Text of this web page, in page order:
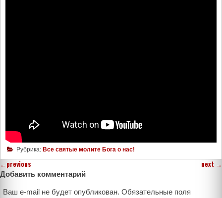
Рубрика: Все святые молите Бога о нас!
←previous next →
Добавить комментарий
Ваш e-mail не будет опубликован. Обязательные поля